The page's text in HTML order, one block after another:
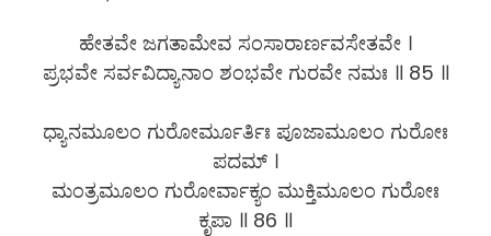
ಹೇತವೇ ಜಗತಾಮೇವ ಸಂಸಾರಾರ್ಣವಸೇತವೇ ।
ಪ್ರಭವೇ ಸರ್ವವಿದ್ಯಾನಾಂ ಶಂಭವೇ ಗುರವೇ ನಮಃ ॥ 85 ॥
ಧ್ಯಾನಮೂಲಂ ಗುರೋರ್ಮೂರ್ತಿಃ ಪೂಜಾಮೂಲಂ ಗುರೋಃ
ಪದಮ್ ।
ಮಂತ್ರಮೂಲಂ ಗುರೋರ್ವಾಕ್ಯಂ ಮುಕ್ತಿಮೂಲಂ ಗುರೋಃ
ಕೃಪಾ ॥ 86 ॥